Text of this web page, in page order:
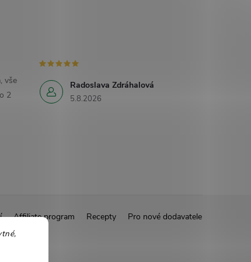
vše
2
Radoslava Zdráhalová
5.8.2026
Affiliate program Recepty
Pro nové dodavatele